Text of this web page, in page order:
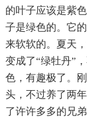
的叶子应该是紫
子是绿色的。它
来软软的。夏天
变成了“绿牡丹”
色，有趣极了。
头，不过养了两
了许许多多的兄